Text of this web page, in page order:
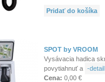
Pridať do košíka
SPOT by VROOM
Vysávacia hadica
povytiahnuť a -detail
Cena: 0,00 €